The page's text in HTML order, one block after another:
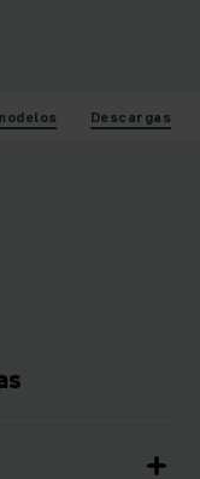
Descargas